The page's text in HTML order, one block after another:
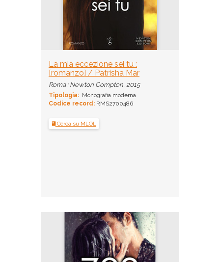
La mia eccezione sei tu :
[romanzo] / Patrisha Mar
Roma : Newton Compton, 2015
Tipologia: Monografia moderna
Codice record: RMS2700486
Cerca su MLOL